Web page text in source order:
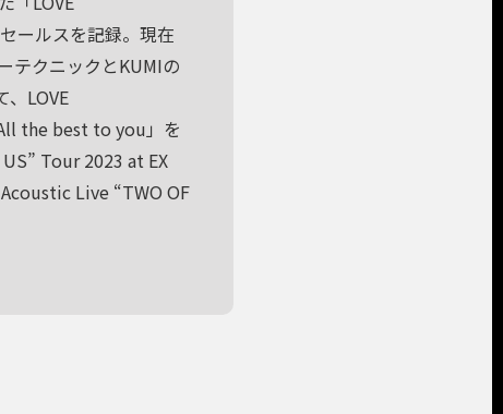
ールスを記録。現在
テクニックとKUMIの
LOVE
the best to you」を
Tour 2023 at EX
Live “TWO OF